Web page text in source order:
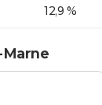
12,9 %